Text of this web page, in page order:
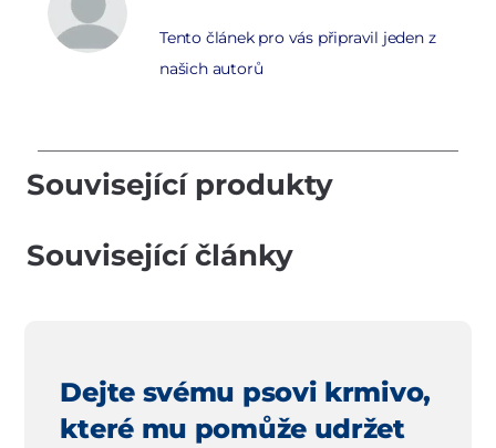
Tento článek pro vás připravil jeden z
našich autorů
Související produkty
Související články
Dejte svému psovi krmivo,
které mu pomůže udržet